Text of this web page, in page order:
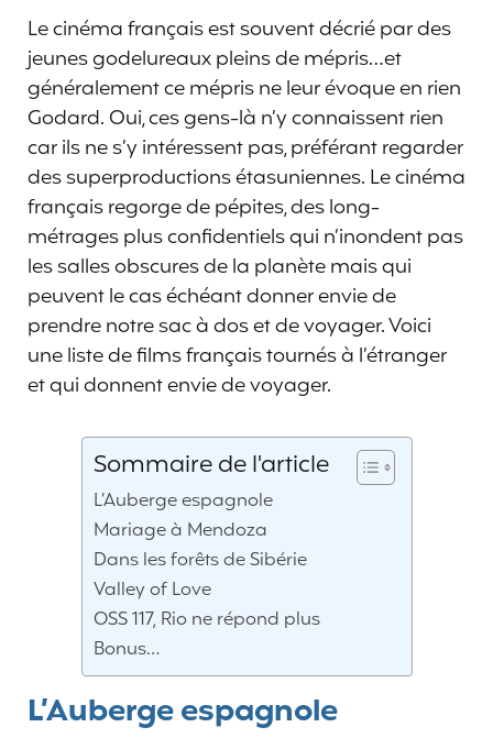
Le cinéma français est souvent décrié par des
jeunes godelureaux pleins de mépris…et
généralement ce mépris ne leur évoque en rien
Godard. Oui, ces gens-là n’y connaissent rien
car ils ne s’y intéressent pas, préférant regarder
des superproductions étasuniennes. Le cinéma
français regorge de pépites, des long-
métrages plus confidentiels qui n’inondent pas
les salles obscures de la planète mais qui
peuvent le cas échéant donner envie de
prendre notre sac à dos et de voyager. Voici
une liste de films français tournés à l’étranger
et qui donnent envie de voyager.
Sommaire de l'article
L’Auberge espagnole
Mariage à Mendoza
Dans les forêts de Sibérie
Valley of Love
OSS 117, Rio ne répond plus
Bonus…
L’Auberge espagnole